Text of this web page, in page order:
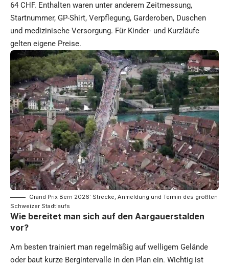
64 CHF. Enthalten waren unter anderem Zeitmessung,
Startnummer, GP-Shirt, Verpflegung, Garderoben, Duschen
und medizinische Versorgung. Für Kinder- und Kurzläufe
gelten eigene Preise.
Grand Prix Bern 2026: Strecke, Anmeldung und Termin des größten
Schweizer Stadtlaufs
Wie bereitet man sich auf den Aargauerstalden
vor?
Am besten trainiert man regelmäßig auf welligem Gelände
oder baut kurze Bergintervalle in den Plan ein. Wichtig ist